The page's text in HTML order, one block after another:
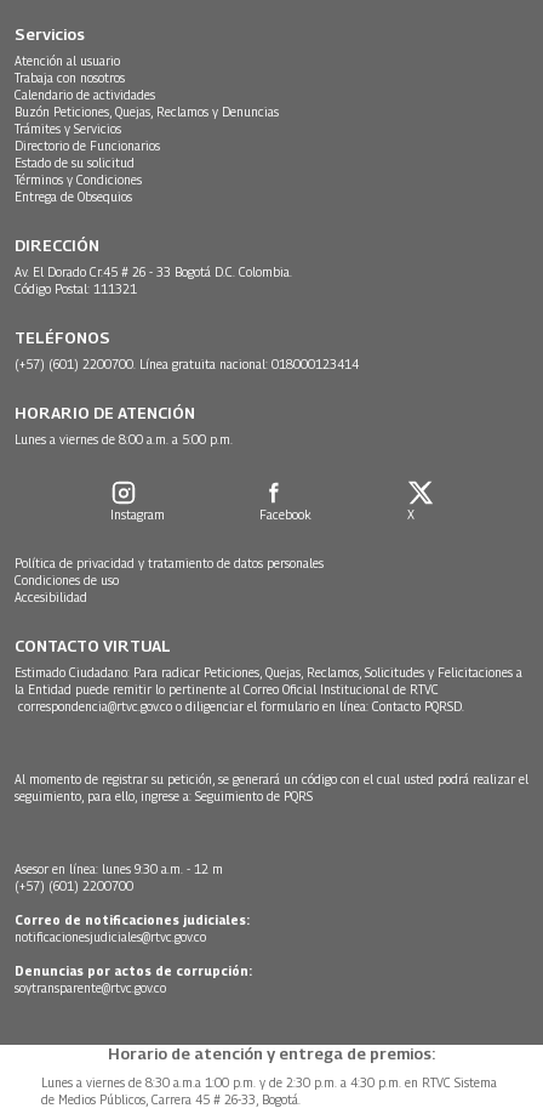
Servicios
Atención al usuario
Trabaja con nosotros
Calendario de actividades
Buzón Peticiones, Quejas, Reclamos y Denuncias
Trámites y Servicios
Directorio de Funcionarios
Estado de su solicitud
Términos y Condiciones
Entrega de Obsequios
DIRECCIÓN
Av. El Dorado Cr.45 # 26 - 33 Bogotá D.C. Colombia.
Código Postal: 111321
TELÉFONOS
(+57) (601) 2200700. Línea gratuita nacional: 018000123414
HORARIO DE ATENCIÓN
Lunes a viernes de 8:00 a.m. a 5:00 p.m.
Instagram Facebook X
Política de privacidad y tratamiento de datos personales
Condiciones de uso
Accesibilidad
CONTACTO VIRTUAL
Estimado Ciudadano: Para radicar Peticiones, Quejas, Reclamos, Solicitudes y Felicitaciones a
la Entidad puede remitir lo pertinente al Correo Oficial Institucional de RTVC
correspondencia@rtvc.gov.co o diligenciar el formulario en línea: Contacto PQRSD.
Al momento de registrar su petición, se generará un código con el cual usted podrá realizar el
seguimiento, para ello, ingrese a: Seguimiento de PQRS
Asesor en línea: lunes 9:30 a.m. - 12 m
(+57) (601) 2200700
Correo de notificaciones judiciales:
notificacionesjudiciales@rtvc.gov.co
Denuncias por actos de corrupción:
soytransparente@rtvc.gov.co
Horario de atención y entrega de premios:
Lunes a viernes de 8:30 a.m.a 1:00 p.m. y de 2:30 p.m. a 4:30 p.m. en RTVC Sistema
de Medios Públicos, Carrera 45 # 26-33, Bogotá.